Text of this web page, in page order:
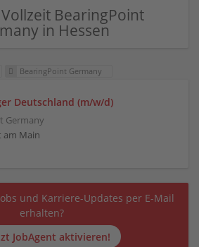
BearingPoint
in Hessen
BearingPoint Germany
Deutschland (m/w/d)
Germany
am Main
und Karriere-Updates per E-Mail
erhalten?
JobAgent aktivieren!